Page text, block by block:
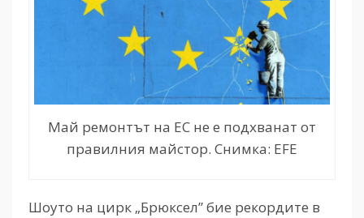
Май ремонтът на ЕС не е подхванат от
правилния майстор. Снимка: EFE
Шоуто на цирк „Брюксел” бие рекордите в